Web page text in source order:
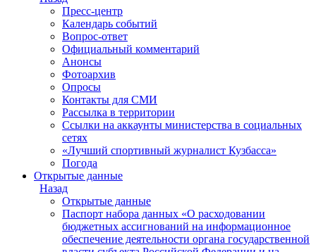
Пресс-центр
Календарь событий
Вопрос-ответ
Официальный комментарий
Анонсы
Фотоархив
Опросы
Контакты для СМИ
Рассылка в территории
Ссылки на аккаунты министерства в социальных
сетях
«Лучший спортивный журналист Кузбасса»
Погода
Открытые данные
Назад
Открытые данные
Паспорт набора данных «О расходовании
бюджетных ассигнований на информационное
обеспечение деятельности органа государственной